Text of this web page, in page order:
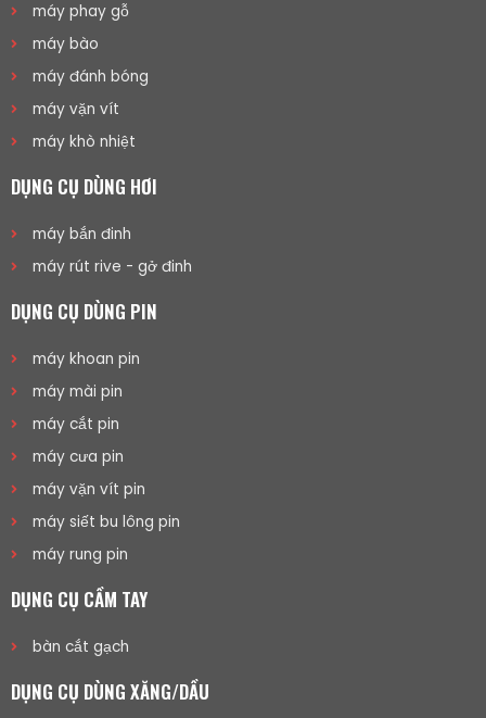
máy phay gỗ
máy bào
máy đánh bóng
máy vặn vít
máy khò nhiệt
DỤNG CỤ DÙNG HƠI
máy bắn đinh
máy rút rive - gở đinh
DỤNG CỤ DÙNG PIN
máy khoan pin
máy mài pin
máy cắt pin
máy cưa pin
máy vặn vít pin
máy siết bu lông pin
máy rung pin
DỤNG CỤ CẦM TAY
bàn cắt gạch
DỤNG CỤ DÙNG XĂNG/DẦU